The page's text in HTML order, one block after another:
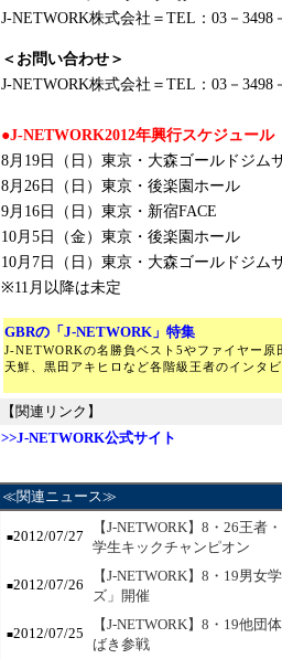
J-NETWORK株式会社＝TEL：03－3498
＜お問い合わせ＞
J-NETWORK株式会社＝TEL：03－3498
●J-NETWORK2012年興行スケジュール
8月19日（日）東京・大森ゴールドジム
8月26日（日）東京・後楽園ホール
9月16日（日）東京・新宿FACE
10月5日（金）東京・後楽園ホール
10月7日（日）東京・大森ゴールドジム
※11月以降は未定
GBRの「J-NETWORK」特集
J-NETWORKの名勝負ベスト5やファイヤー
天鮮、黒田アキヒロなど各階級王者のインタ
【関連リンク】
>>J-NETWORK公式サイト
≪関連ニュース≫
■2012/07/27
【J-NETWORK】8・26王
学生キックチャンピオン
■2012/07/26
【J-NETWORK】8・19男
ズ」開催
■2012/07/25
【J-NETWORK】8・19他団
ばき参戦